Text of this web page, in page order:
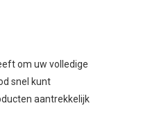
om uw volledige
snel kunt
aantrekkelijk